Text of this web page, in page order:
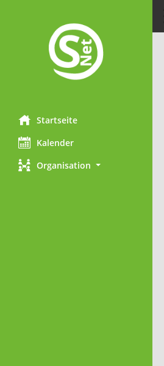
Startseite
Kalender
Organisation